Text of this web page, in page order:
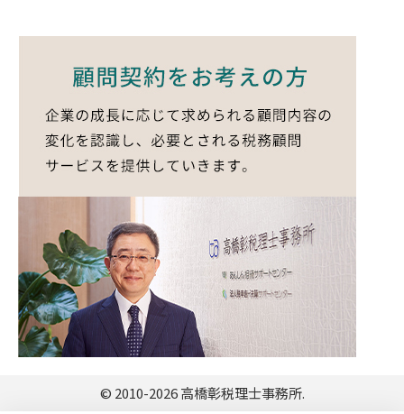
© 2010-2026 高橋彰税理士事務所.